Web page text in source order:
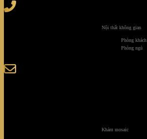
Nội thất không gian
Phòng khách
Phòng ngủ
Khảm mosaic